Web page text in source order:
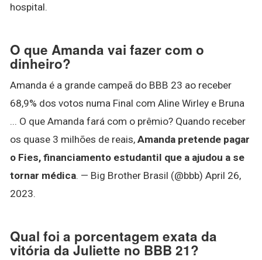
hospital.
O que Amanda vai fazer com o
dinheiro?
Amanda é a grande campeã do BBB 23 ao receber
68,9% dos votos numa Final com Aline Wirley e Bruna
... O que Amanda fará com o prêmio? Quando receber
os quase 3 milhões de reais, Amanda pretende pagar
o Fies, financiamento estudantil que a ajudou a se
tornar médica. — Big Brother Brasil (@bbb) April 26,
2023.
Qual foi a porcentagem exata da
vitória da Juliette no BBB 21?